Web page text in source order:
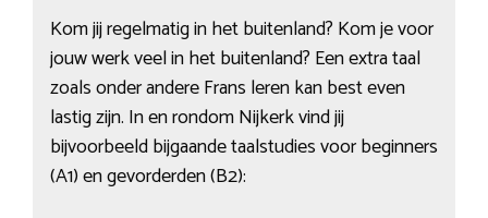
Kom jij regelmatig in het buitenland? Kom je voor
jouw werk veel in het buitenland? Een extra taal
zoals onder andere Frans leren kan best even
lastig zijn. In en rondom Nijkerk vind jij
bijvoorbeeld bijgaande taalstudies voor beginners
(A1) en gevorderden (B2):